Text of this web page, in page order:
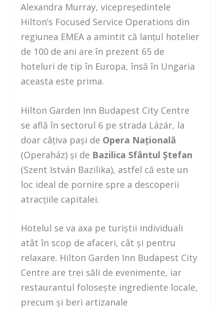
Alexandra Murray, vicepreședintele
Hilton’s Focused Service Operations din
regiunea EMEA a amintit că lanțul hotelier
de 100 de ani are în prezent 65 de
hoteluri de tip în Europa, însă în Ungaria
aceasta este prima.
Hilton Garden Inn Budapest City Centre
se află în sectorul 6 pe strada Lázár, la
doar câțiva pași de Opera Națională
(Operaház) și de Bazilica Sfântul Ștefan
(Szent István Bazilika), astfel că este un
loc ideal de pornire spre a descoperii
atracțiile capitalei.
Hotelul se va axa pe turiștii individuali
atât în scop de afaceri, cât și pentru
relaxare. Hilton Garden Inn Budapest City
Centre are trei săli de evenimente, iar
restaurantul folosește ingrediente locale,
precum și beri artizanale